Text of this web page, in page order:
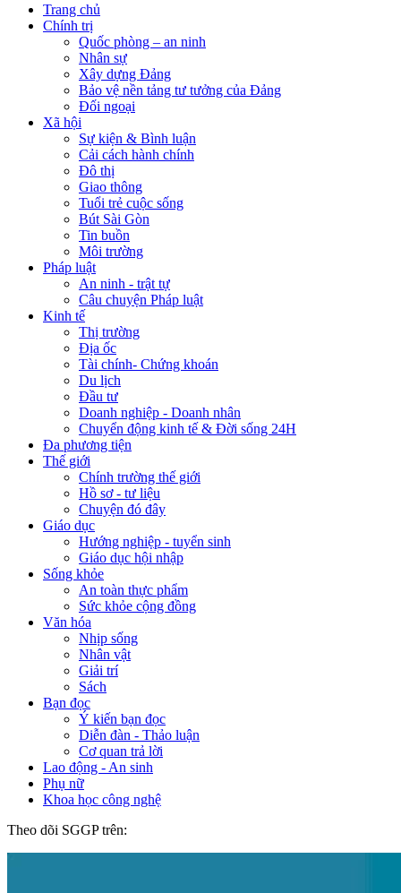
Trang chủ
Chính trị
Quốc phòng – an ninh
Nhân sự
Xây dựng Đảng
Bảo vệ nền tảng tư tưởng của Đảng
Đối ngoại
Xã hội
Sự kiện & Bình luận
Cải cách hành chính
Đô thị
Giao thông
Tuổi trẻ cuộc sống
Bút Sài Gòn
Tin buồn
Môi trường
Pháp luật
An ninh - trật tự
Câu chuyện Pháp luật
Kinh tế
Thị trường
Địa ốc
Tài chính- Chứng khoán
Du lịch
Đầu tư
Doanh nghiệp - Doanh nhân
Chuyển động kinh tế & Đời sống 24H
Đa phương tiện
Thế giới
Chính trường thế giới
Hồ sơ - tư liệu
Chuyện đó đây
Giáo dục
Hướng nghiệp - tuyển sinh
Giáo dục hội nhập
Sống khỏe
An toàn thực phẩm
Sức khỏe cộng đồng
Văn hóa
Nhịp sống
Nhân vật
Giải trí
Sách
Bạn đọc
Ý kiến bạn đọc
Diễn đàn - Thảo luận
Cơ quan trả lời
Lao động - An sinh
Phụ nữ
Khoa học công nghệ
Theo dõi SGGP trên: